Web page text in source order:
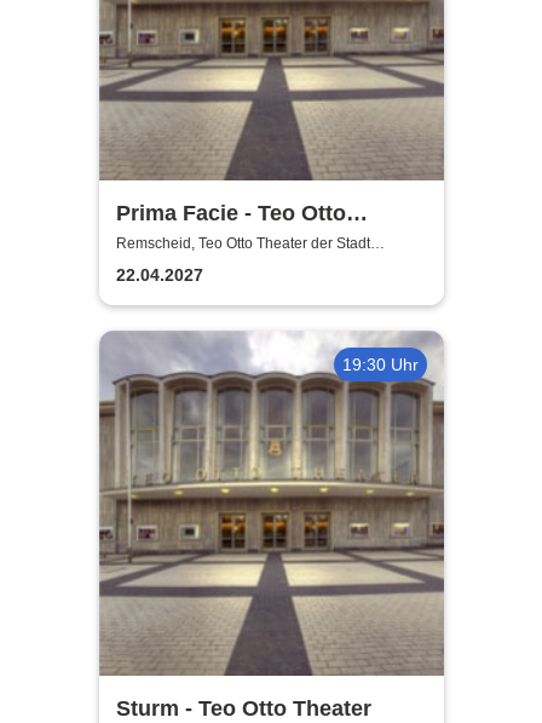
Prima Facie - Teo Otto
Theater
Remscheid, Teo Otto Theater der Stadt
Remscheid
22.04.2027
19:30 Uhr
Sturm - Teo Otto Theater